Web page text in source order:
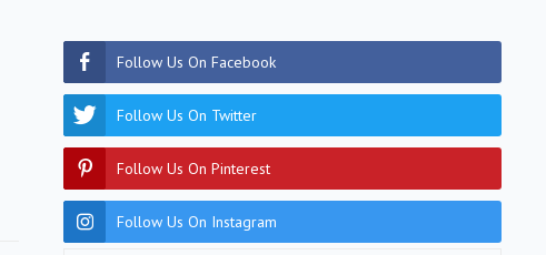
Follow Us On Facebook
Follow Us On Twitter
Follow Us On Pinterest
Follow Us On Instagram